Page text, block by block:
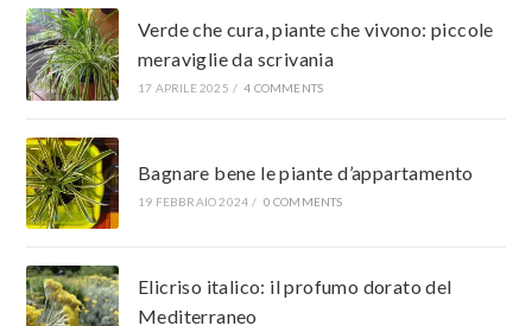
Verde che cura, piante che vivono: piccole
meraviglie da scrivania
17 APRILE 2025 / 4 COMMENTS
Bagnare bene le piante d’appartamento
19 FEBBRAIO 2024 / 0 COMMENTS
Elicriso italico: il profumo dorato del
Mediterraneo